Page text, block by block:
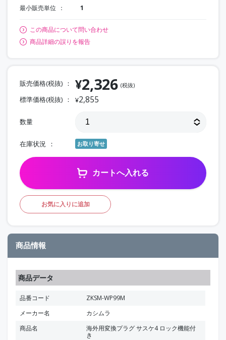
最小販売単位 1
この商品について問い合わせ
商品詳細の誤りを報告
販売価格(税抜) ¥2,326 (税抜)
標準価格(税抜) ¥2,855
数量
在庫状況 お取り寄せ
カートへ入れる
お気に入りに追加
商品情報
商品データ
品番コード
ZKSM-WP99M
メーカー名
カシムラ
商品名
海外用変換プラグ サスケ4 ロック機能付
き